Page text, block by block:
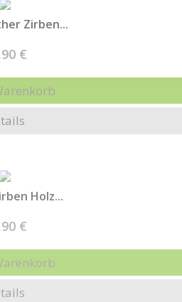
Zirben...
€
Holz...
€